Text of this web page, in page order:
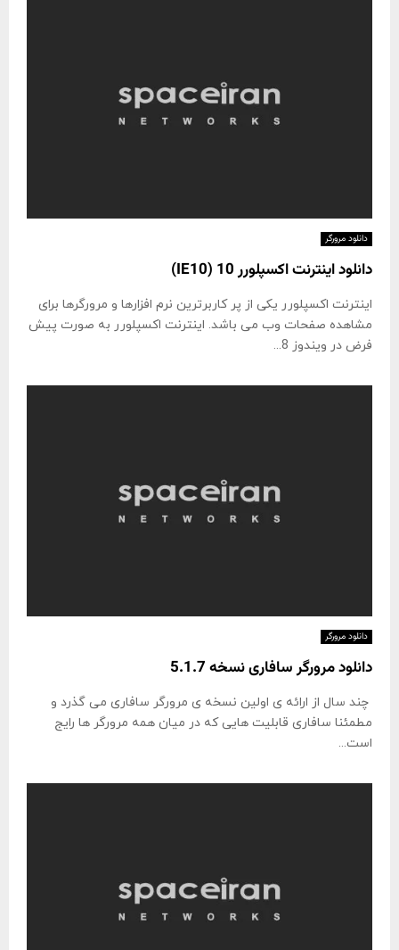
دانلود مرورگر
دانلود اینترنت اکسپلورر 10 (IE10)
اینترنت اکسپلورر یکی از پر کاربرترین نرم افزارها و مرورگرها برای
مشاهده صفحات وب می باشد. اینترنت اکسپلورر به صورت پیش
فرض در ویندوز 8...
دانلود مرورگر
دانلود مرورگر سافاری نسخه 5.1.7
چند سال از ارائه ی اولین نسخه ی مرورگر سافاری می گذرد و
مطمئنا سافاری قابلیت هایی که در میان همه مرورگر ها رایج
است...